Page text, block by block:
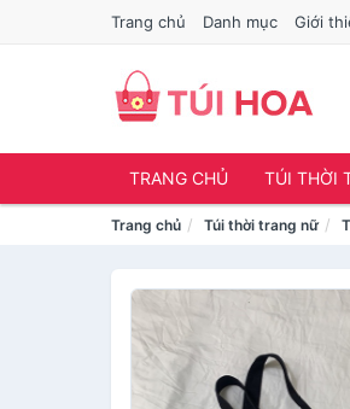
Trang chủ Danh mục Giới
TRANG CHỦ TÚI THỜI
Trang chủ Túi thời trang nữ